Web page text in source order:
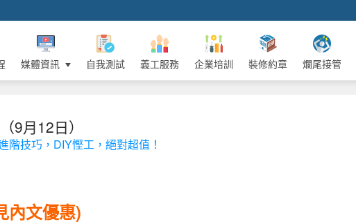
媒體資訊 自我測試 義工服務 企業培訓 裝修約章 爛尾接管
9月12日）
階技巧，DIY慳工，絕對超值！
內文優惠)